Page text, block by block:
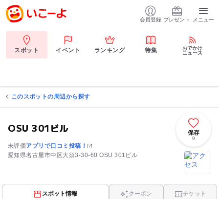
会員登録 プレゼント メニュー
スポット イベント ランキング 特集
おでかけ
ニュース
このスポットの周辺から探す
OSU 301ビル
未評価アプリで口コミ投稿！
愛知県名古屋市中区大須3-30-60 OSU 301ビル
保存
9
スポット情報 クーポン チケット